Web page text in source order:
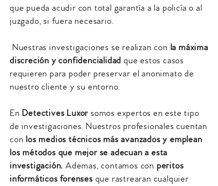
que pueda acudir con total garantía a la policía o al
juzgado, si fuera necesario.
Nuestras investigaciones se realizan con la máxima
discreción y confidencialidad que estos casos
requieren para poder preservar el anonimato de
nuestro cliente y su entorno.
En Detectives Luxor somos expertos en este tipo
de investigaciones. Nuestros profesionales cuentan
con los medios técnicos más avanzados y emplean
los métodos que mejor se adecuan a esta
investigación.Ademas, contamos con peritos
informáticos forenses que rastrearan cualquier